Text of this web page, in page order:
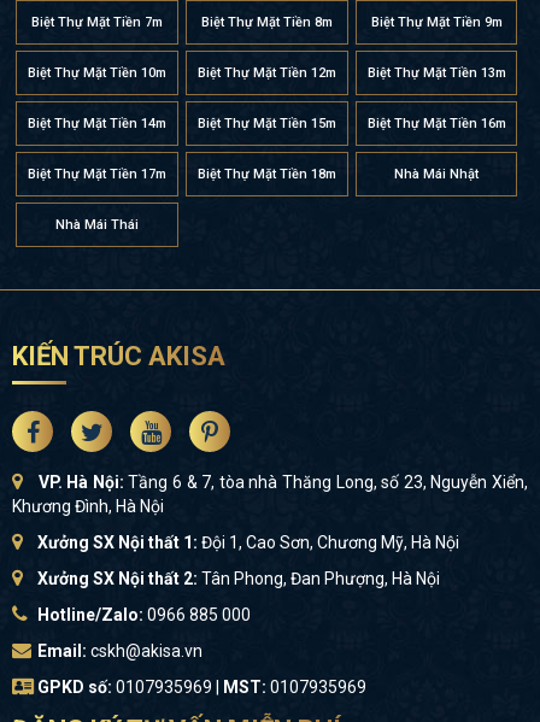
Biệt Thự Mặt Tiền 7m Biệt Thự Mặt Tiền 8m Biệt Thự Mặt Tiền 9m
Biệt Thự Mặt Tiền 10m Biệt Thự Mặt Tiền 12m Biệt Thự Mặt Tiền 13m
Biệt Thự Mặt Tiền 14m Biệt Thự Mặt Tiền 15m Biệt Thự Mặt Tiền 16m
Biệt Thự Mặt Tiền 17m Biệt Thự Mặt Tiền 18m Nhà Mái Nhật
Nhà Mái Thái
KIẾN TRÚC AKISA
VP. Hà Nội:Tầng 6 & 7, tòa nhà Thăng Long, số 23, Nguyễn Xiển,
Khương Đình, Hà Nội
Xưởng SX Nội thất 1: Đội 1, Cao Sơn, Chương Mỹ, Hà Nội
Xưởng SX Nội thất 2: Tân Phong, Đan Phượng, Hà Nội
Hotline/Zalo: 0966 885 000
Email: cskh@akisa.vn
GPKD số: 0107935969 | MST: 0107935969